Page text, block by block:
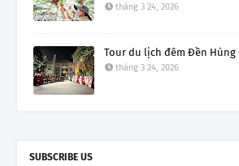
tháng 3 24, 2026
Tour du lịch đêm Đền Hùng
tháng 3 24, 2026
SUBSCRIBE US